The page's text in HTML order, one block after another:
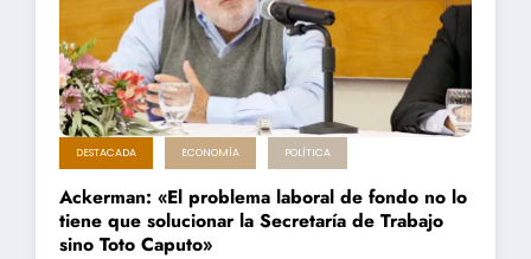
DESTACADA ECONOMÍA POLÍTICA
Ackerman: «El problema laboral de fondo no lo
tiene que solucionar la Secretaría de Trabajo
sino Toto Caputo»